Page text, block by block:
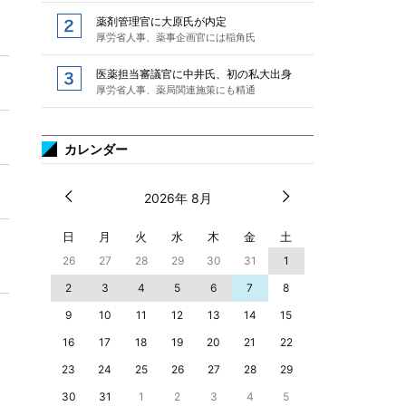
薬剤管理官に大原氏が内定
厚労省人事、薬事企画官には稲角氏
医薬担当審議官に中井氏、初の私大出身
厚労省人事、薬局関連施策にも精通
カレンダー
2026年 8月
日 月 火 水 木 金 土
26 27 28 29 30 31
1
2
3 4 5 6 7
8
9
10 11 12 13 14
15
16
17 18 19 20 21
22
23
24 25 26 27 28
29
30
31 1 2 3 4 5